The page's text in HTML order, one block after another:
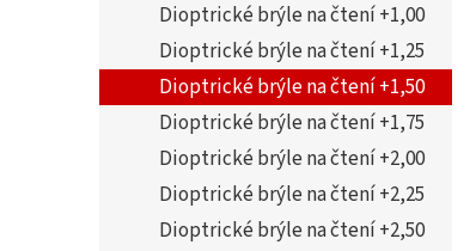
l
Dioptrické brýle na čtení +1,00
Dioptrické brýle na čtení +1,25
Dioptrické brýle na čtení +1,50
Dioptrické brýle na čtení +1,75
Dioptrické brýle na čtení +2,00
Dioptrické brýle na čtení +2,25
Dioptrické brýle na čtení +2,50